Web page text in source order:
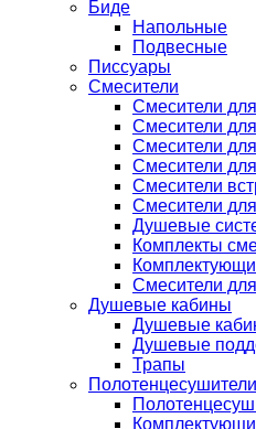
Биде
Напольные
Подвесные
Писсуары
Смесители
Смесители
Смесители
Смесители
Смесители
Смесители
Смесители
Душевые
Комплекты
Смесители
Душевые кабины
Душевые
Душевые
Трапы
Полотенцесушители